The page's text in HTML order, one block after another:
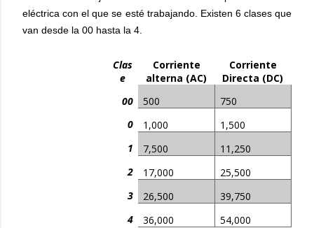
eléctrica con el que se esté trabajando. Existen 6 clases que
van desde la 00 hasta la 4.
Clas
e
Corriente
alterna (AC)
Corriente
Directa (DC)
00
500
750
0
1,000
1,500
1
7,500
11,250
2
17,000
25,500
3
26,500
39,750
4
36,000 54,000